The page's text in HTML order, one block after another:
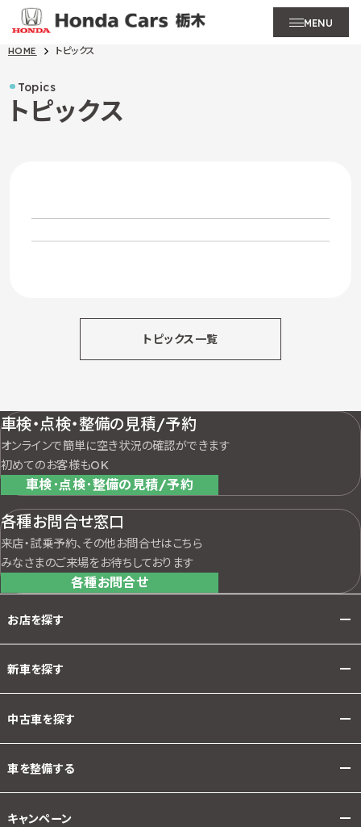
MENU
HOME トピックス
Topics
トピックス
トピックス一覧
車検・点検・整備の見積/予約
オンラインで簡単に空き状況の確認ができます
初めてのお客様もOK
車検･点検･整備の見積/予約
各種お問合せ窓口
来店・試乗予約、その他お問合せはこちら
みなさまのご来場をお待ちしております
各種お問合せ
お店を探す
新車を探す
中古車を探す
車を整備する
キャンペーン